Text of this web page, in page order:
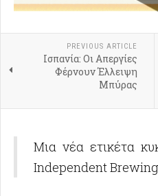
PREVIOUS ARTICLE
Ισπανία: Οι Απεργίες
Φέρνουν Έλλειψη
Μπύρας
Μια νέα ετικέτα
Independent